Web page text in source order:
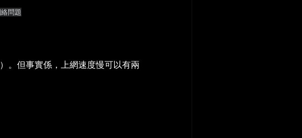
問題
。但事實係，上網速度慢可以有兩